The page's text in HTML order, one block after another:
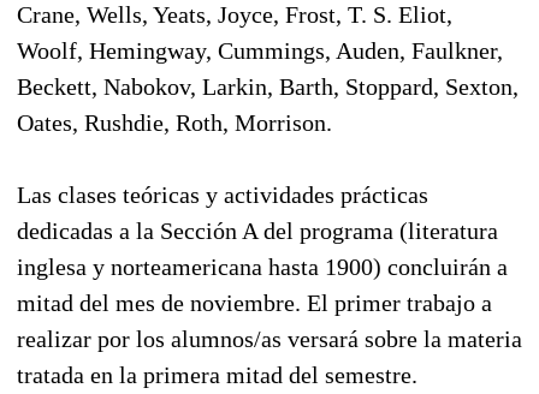
Crane, Wells, Yeats, Joyce, Frost, T. S. Eliot,
Woolf, Hemingway, Cummings, Auden, Faulkner,
Beckett, Nabokov, Larkin, Barth, Stoppard, Sexton,
Oates, Rushdie, Roth, Morrison.
Las clases teóricas y actividades prácticas
dedicadas a la Sección A del programa (literatura
inglesa y norteamericana hasta 1900) concluirán a
mitad del mes de noviembre. El primer trabajo a
realizar por los alumnos/as versará sobre la materia
tratada en la primera mitad del semestre.